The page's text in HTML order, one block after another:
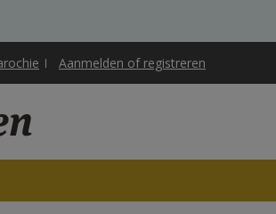
Aanmelden of registreren